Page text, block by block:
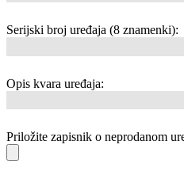
Serijski broj uređaja (8 znamenki):
Opis kvara uređaja:
Priložite zapisnik o neprodanom